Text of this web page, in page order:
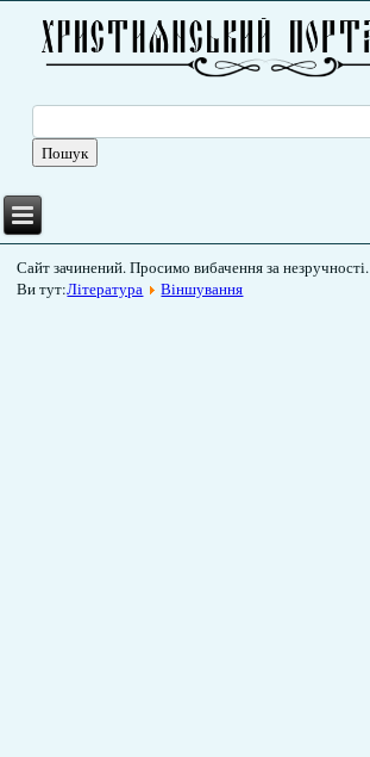
Сайт зачинений. Просимо вибачення за незручності.
Ви тут:Література Віншування